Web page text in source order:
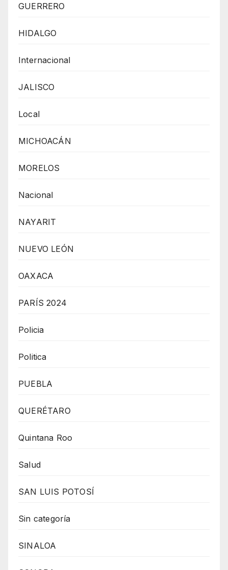
GUERRERO
HIDALGO
Internacional
JALISCO
Local
MICHOACÁN
MORELOS
Nacional
NAYARIT
NUEVO LEÓN
OAXACA
PARÍS 2024
Policia
Politica
PUEBLA
QUERÉTARO
Quintana Roo
Salud
SAN LUIS POTOSÍ
Sin categoría
SINALOA